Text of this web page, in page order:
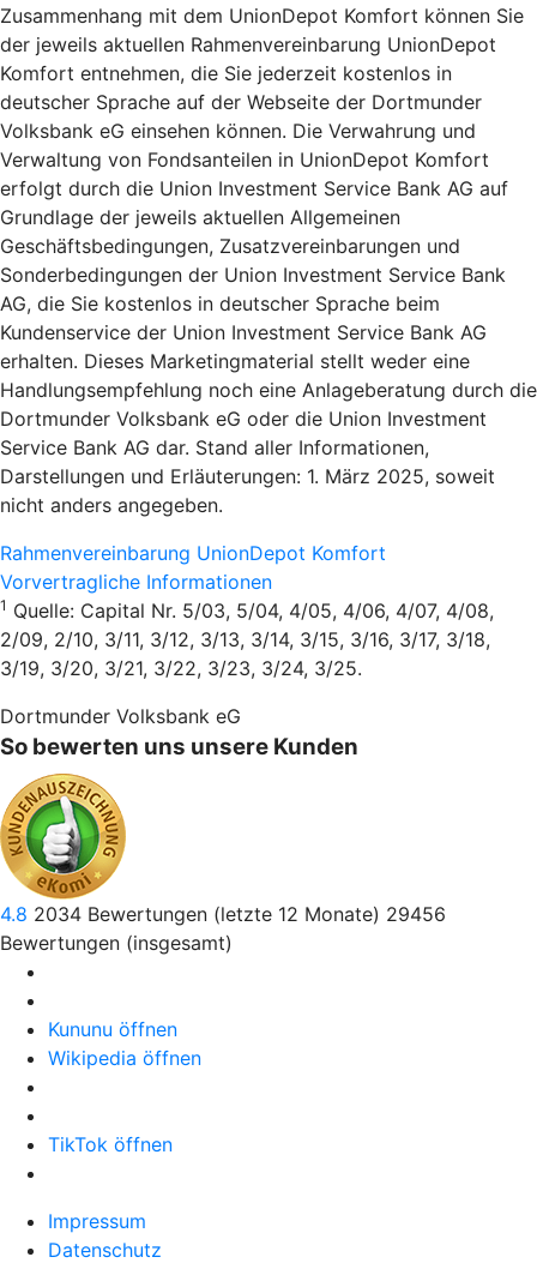
Zusammenhang mit dem UnionDepot Komfort können Sie
der jeweils aktuellen Rahmenvereinbarung UnionDepot
Komfort entnehmen, die Sie jederzeit kostenlos in
deutscher Sprache auf der Webseite der Dortmunder
Volksbank eG einsehen können. Die Verwahrung und
Verwaltung von Fondsanteilen in UnionDepot Komfort
erfolgt durch die Union Investment Service Bank AG auf
Grundlage der jeweils aktuellen Allgemeinen
Geschäftsbedingungen, Zusatzvereinbarungen und
Sonderbedingungen der Union Investment Service Bank
AG, die Sie kostenlos in deutscher Sprache beim
Kundenservice der Union Investment Service Bank AG
erhalten. Dieses Marketingmaterial stellt weder eine
Handlungsempfehlung noch eine Anlageberatung durch die
Dortmunder Volksbank eG oder die Union Investment
Service Bank AG dar. Stand aller Informationen,
Darstellungen und Erläuterungen: 1. März 2025, soweit
nicht anders angegeben.
Rahmenvereinbarung UnionDepot Komfort
Vorvertragliche Informationen
1 Quelle: Capital Nr. 5/03, 5/04, 4/05, 4/06, 4/07, 4/08,
2/09, 2/10, 3/11, 3/12, 3/13, 3/14, 3/15, 3/16, 3/17, 3/18,
3/19, 3/20, 3/21, 3/22, 3/23, 3/24, 3/25.
Dortmunder Volksbank eG
So bewerten uns unsere Kunden
4.8 2034 Bewertungen (letzte 12 Monate) 29456
Bewertungen (insgesamt)
Kununu öffnen
Wikipedia öffnen
TikTok öffnen
Impressum
Datenschutz